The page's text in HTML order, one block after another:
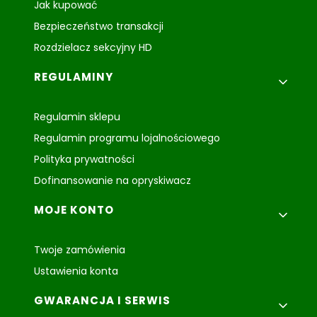
Jak kupować
Bezpieczeństwo transakcji
Rozdzielacz sekcyjny HD
REGULAMINY
Regulamin sklepu
Regulamin programu lojalnościowego
Polityka prywatności
Dofinansowanie na opryskiwacz
MOJE KONTO
Twoje zamówienia
Ustawienia konta
GWARANCJA I SERWIS